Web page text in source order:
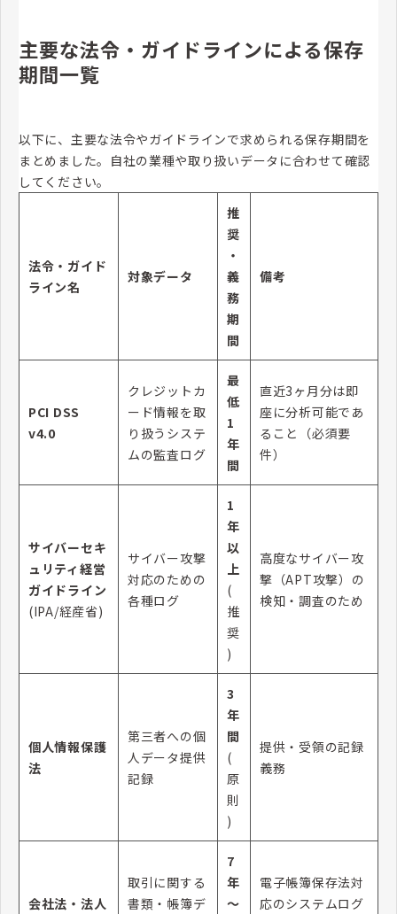
主要な法令・ガイドラインによる保存
期間一覧
以下に、主要な法令やガイドラインで求められる保存期間を
まとめました。自社の業種や取り扱いデータに合わせて確認
してください。
法令・ガイド
ライン名
対象データ
推
奨
・
義
務
期
間
備考
PCI DSS
v4.0
クレジットカ
ード情報を取
り扱うシステ
ムの監査ログ
最
低
1
年
間
直近3ヶ月分は即
座に分析可能であ
ること（必須要
件）
サイバーセキ
ュリティ経営
ガイドライン
(IPA/経産省)
サイバー攻撃
対応のための
各種ログ
1
年
以
上
(
推
奨
)
高度なサイバー攻
撃（APT攻撃）の
検知・調査のため
個人情報保護
法
第三者への個
人データ提供
記録
3
年
間
(
原
則
)
提供・受領の記録
義務
会社法・法人
取引に関する
書類・帳簿デ
7
年
〜
電子帳簿保存法対
応のシステムログ